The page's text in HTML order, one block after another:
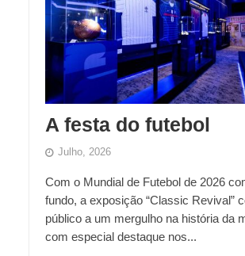
A festa do futebol
Julho, 2026
Com o Mundial de Futebol de 2026
fundo, a exposição “Classic Revival”
público a um mergulho na história da
com especial destaque nos...